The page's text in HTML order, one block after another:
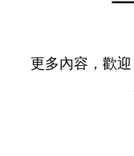
更多內容，歡迎